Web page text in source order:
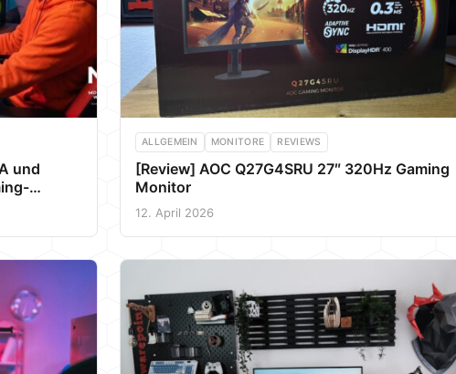
und
KVM
ALLGEMEIN MONITORE REVIEWS
[Review] AOC Q27G4SRU 27″ 320Hz Gaming
Monitor
12. April 2026